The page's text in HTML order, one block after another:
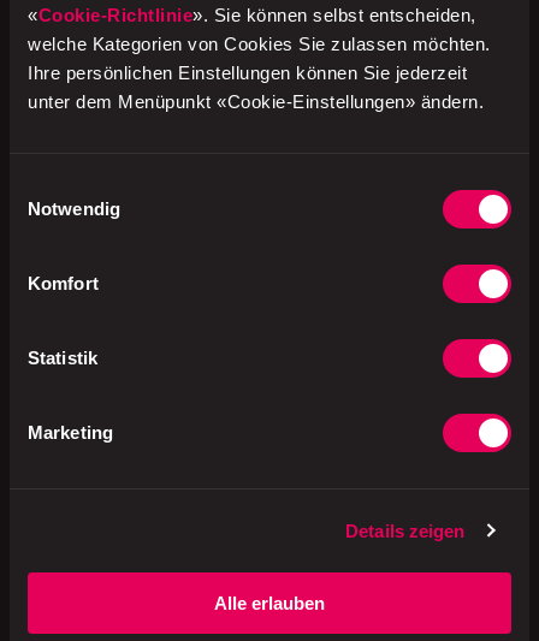
«Cookie-Richtlinie». Sie können selbst entscheiden,
welche Kategorien von Cookies Sie zulassen möchten.
Ihre persönlichen Einstellungen können Sie jederzeit
unter dem Menüpunkt «Cookie-Einstellungen» ändern.
Notwendig
Komfort
Statistik
Marketing
Details zeigen
Alle erlauben
(enthält Kochsalz,
Säureregulator: E330,
Konservierungsstoff: E202),
Pesto Basilikum 7% (Olivenöl,
Basilikum 21%, Rapsöl,
Antioxidationsmittel: E300
Pflanzenkonzentrate: Saflor
und Spirulina]), Balsamico-
Traubenmostkonzentrat,
Farbstoff: AmmonSULFIT-
SCHWEFELDIOXID, Zucker,
Glucose- Fructose-Sirup,
Schweiz